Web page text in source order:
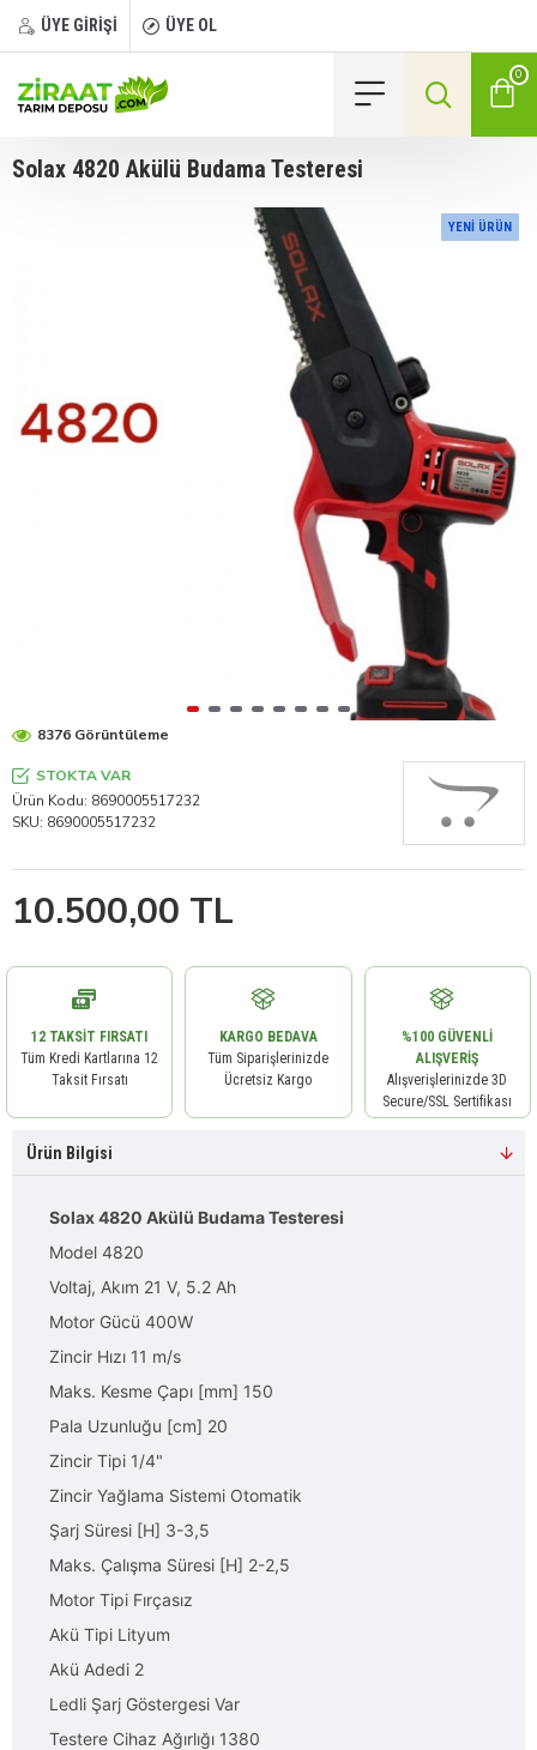
ÜYE GİRİŞİ ÜYE OL
0
Solax 4820 Akülü Budama Testeresi
YENI ÜRÜN
10.500,00 TL
STOKTA VAR
Ürün Kodu: 8690005517232
SKU: 8690005517232
8376 Görüntüleme
12 TAKSIT FIRSATI
Tüm Kredi Kartlarına 12
Taksit Fırsatı
KARGO BEDAVA
Tüm Siparişlerinizde
Ücretsiz Kargo
%100 GÜVENLI
ALIŞVERIŞ
Alışverişlerinizde 3D
Secure/SSL Sertifikası
Ürün Bilgisi
Solax 4820 Akülü Budama Testeresi
Model 4820
Voltaj, Akım 21 V, 5.2 Ah
Motor Gücü 400W
Zincir Hızı 11 m/s
Maks. Kesme Çapı [mm] 150
Pala Uzunluğu [cm] 20
Zincir Tipi 1/4"
Zincir Yağlama Sistemi Otomatik
Şarj Süresi [H] 3-3,5
Maks. Çalışma Süresi [H] 2-2,5
Motor Tipi Fırçasız
Akü Tipi Lityum
Akü Adedi 2
Ledli Şarj Göstergesi Var
Testere Cihaz Ağırlığı 1380